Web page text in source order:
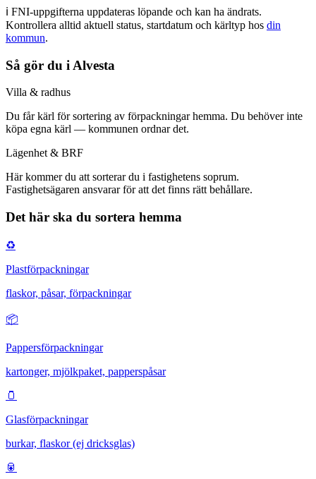
ℹ️ FNI-uppgifterna uppdateras löpande och kan ha ändrats.
Kontrollera alltid aktuell status, startdatum och kärltyp hos din
kommun.
Så gör du i Alvesta
Villa & radhus
Du får kärl för sortering av förpackningar hemma. Du behöver inte
köpa egna kärl — kommunen ordnar det.
Lägenhet & BRF
Här kommer du att sorterar du i fastighetens soprum.
Fastighetsägaren ansvarar för att det finns rätt behållare.
Det här ska du sortera hemma
♻️
Plastförpackningar
flaskor, påsar, förpackningar
📦
Pappersförpackningar
kartonger, mjölkpaket, papperspåsar
🫙
Glasförpackningar
burkar, flaskor (ej dricksglas)
🥫